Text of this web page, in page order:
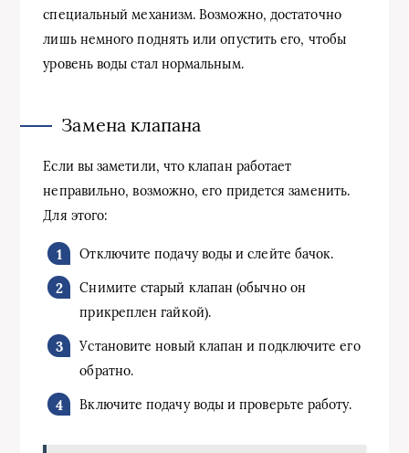
специальный механизм. Возможно, достаточно
лишь немного поднять или опустить его, чтобы
уровень воды стал нормальным.
Замена клапана
Если вы заметили, что клапан работает
неправильно, возможно, его придется заменить.
Для этого:
Отключите подачу воды и слейте бачок.
Снимите старый клапан (обычно он
прикреплен гайкой).
Установите новый клапан и подключите его
обратно.
Включите подачу воды и проверьте работу.